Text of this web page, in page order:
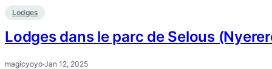
Lodges
Lodges dans le parc de Selous
magicyoyo·Jan 12, 2025